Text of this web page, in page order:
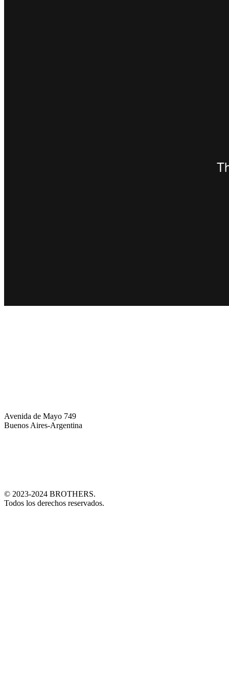
Avenida de Mayo 749
Buenos Aires-Argentina
© 2023-2024 BROTHERS.
Todos los derechos reservados.